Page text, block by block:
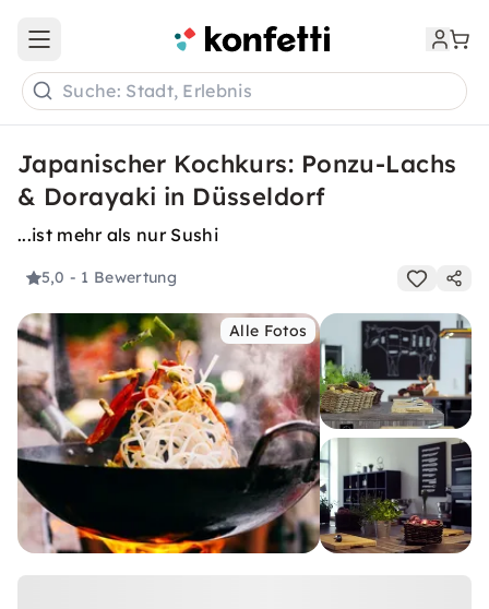
Open main menu
Suche: Stadt, Erlebnis
Japanischer Kochkurs: Ponzu-Lachs
& Dorayaki in Düsseldorf
...ist mehr als nur Sushi
5,0 - 1 Bewertung
Alle Fotos